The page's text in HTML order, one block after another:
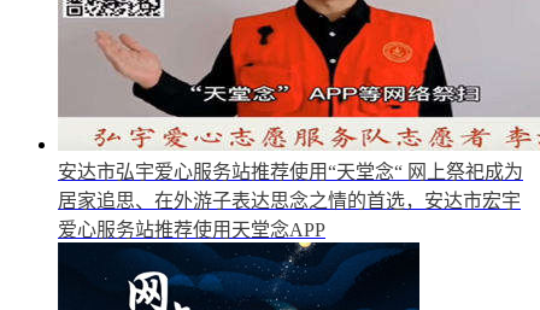
安达市弘宇爱心服务站推荐使用“天堂念“ 网上祭祀成为
居家追思、在外游子表达思念之情的首选，安达市宏宇
爱心服务站推荐使用天堂念APP